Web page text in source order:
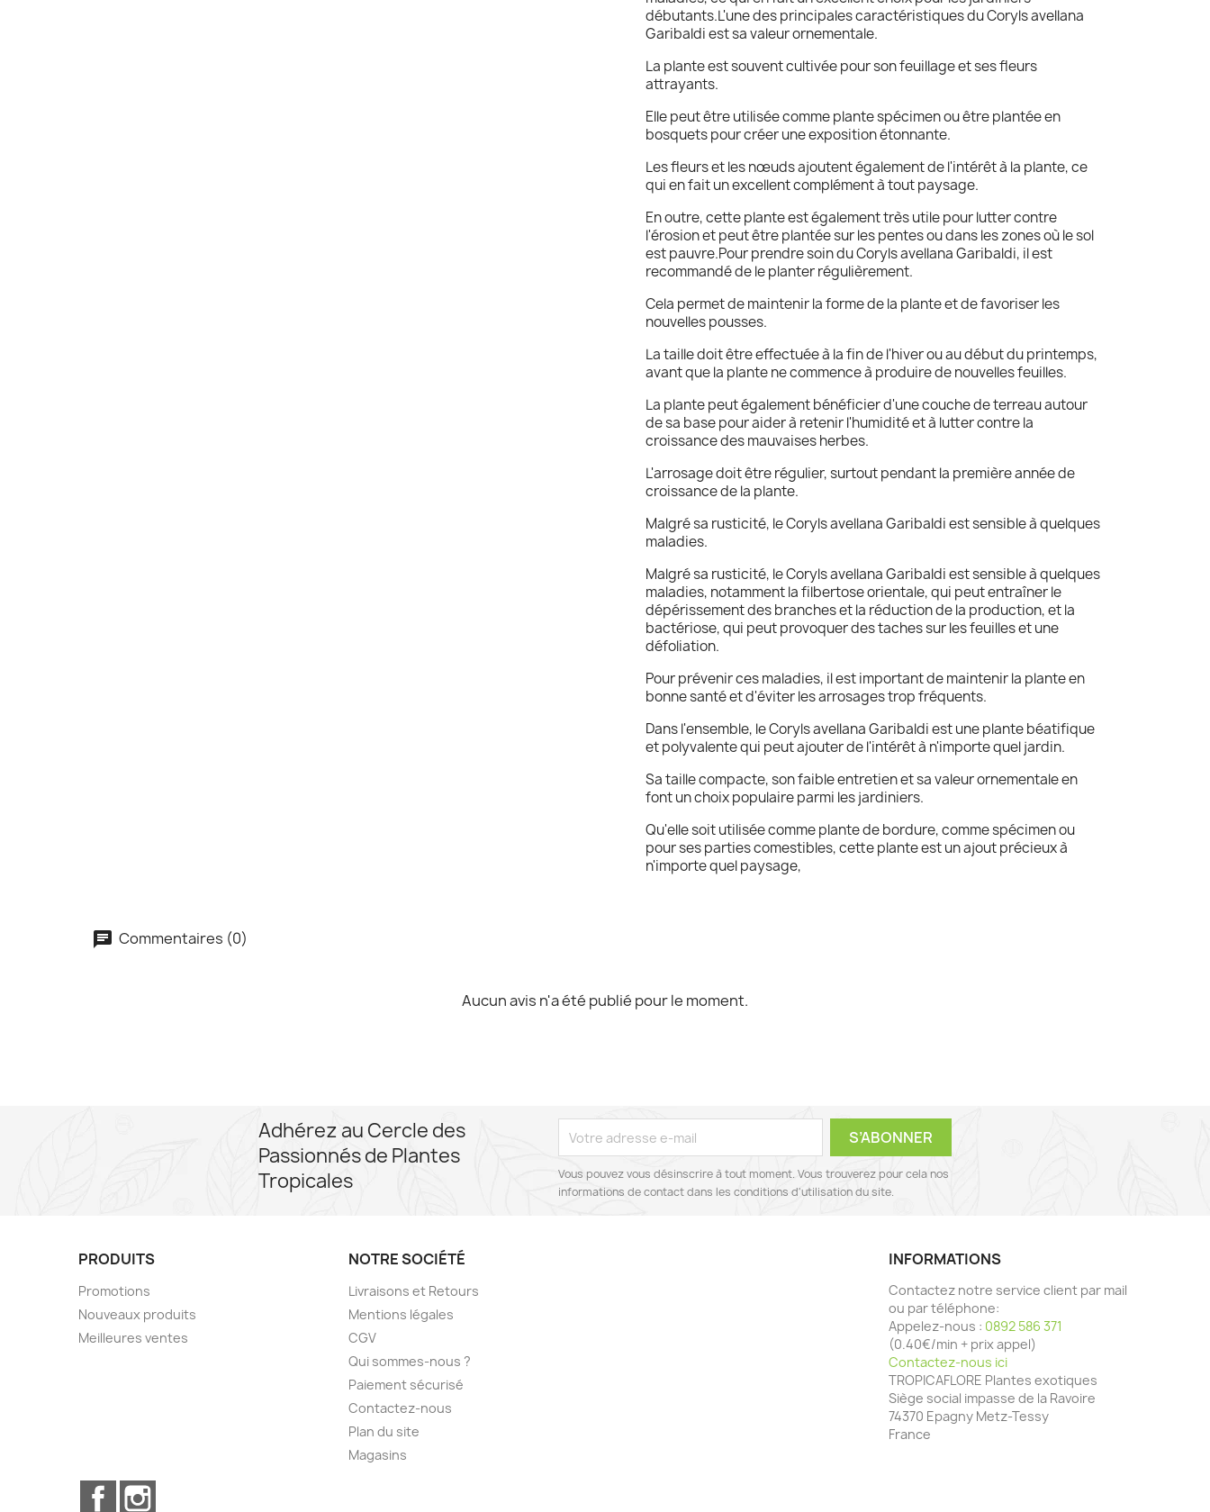
débutants.L'une des principales caractéristiques du Coryls avellana
Garibaldi est sa valeur ornementale.
La plante est souvent cultivée pour son feuillage et ses fleurs
attrayants.
Elle peut être utilisée comme plante spécimen ou être plantée en
bosquets pour créer une exposition étonnante.
Les fleurs et les nœuds ajoutent également de l'intérêt à la plante, ce
qui en fait un excellent complément à tout paysage.
En outre, cette plante est également très utile pour lutter contre
l'érosion et peut être plantée sur les pentes ou dans les zones où le sol
est pauvre.Pour prendre soin du Coryls avellana Garibaldi, il est
recommandé de le planter régulièrement.
Cela permet de maintenir la forme de la plante et de favoriser les
nouvelles pousses.
La taille doit être effectuée à la fin de l'hiver ou au début du printemps,
avant que la plante ne commence à produire de nouvelles feuilles.
La plante peut également bénéficier d'une couche de terreau autour
de sa base pour aider à retenir l'humidité et à lutter contre la
croissance des mauvaises herbes.
L'arrosage doit être régulier, surtout pendant la première année de
croissance de la plante.
Malgré sa rusticité, le Coryls avellana Garibaldi est sensible à quelques
maladies.
Malgré sa rusticité, le Coryls avellana Garibaldi est sensible à quelques
maladies, notamment la filbertose orientale, qui peut entraîner le
dépérissement des branches et la réduction de la production, et la
bactériose, qui peut provoquer des taches sur les feuilles et une
défoliation.
Pour prévenir ces maladies, il est important de maintenir la plante en
bonne santé et d'éviter les arrosages trop fréquents.
Dans l'ensemble, le Coryls avellana Garibaldi est une plante béatifique
et polyvalente qui peut ajouter de l'intérêt à n'importe quel jardin.
Sa taille compacte, son faible entretien et sa valeur ornementale en
font un choix populaire parmi les jardiniers.
Qu'elle soit utilisée comme plante de bordure, comme spécimen ou
pour ses parties comestibles, cette plante est un ajout précieux à
n'importe quel paysage,
Commentaires (0)
Aucun avis n'a été publié pour le moment.
Adhérez au Cercle des
Passionnés de Plantes
Tropicales
Vous pouvez vous désinscrire à tout moment. Vous trouverez pour cela nos
informations de contact dans les conditions d'utilisation du site.
PRODUITS
Promotions
Nouveaux produits
Meilleures ventes
NOTRE SOCIÉTÉ
Livraisons et Retours
Mentions légales
CGV
Qui sommes-nous ?
Paiement sécurisé
Contactez-nous
Plan du site
Magasins
INFORMATIONS
Contactez notre service client par mail
ou par téléphone:
Appelez-nous : 0892 586 371
(0.40€/min + prix appel)
Contactez-nous ici
TROPICAFLORE Plantes exotiques
Siège social impasse de la Ravoire
74370 Epagny Metz-Tessy
France
Facebook